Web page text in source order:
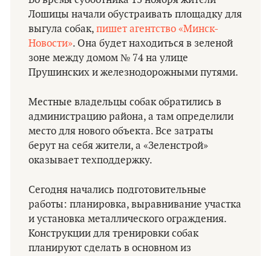
Лошицы начали обустраивать площадку для
выгула собак, пишет агентство «Минск-
Новости». Она будет находиться в зеленой
зоне между домом № 74 на улице
Прушинских и железнодорожными путями.
Местные владельцы собак обратились в
администрацию района, а там определили
место для нового объекта. Все затраты
берут на себя жители, а «Зеленстрой»
оказывает техподдержку.
Сегодня начались подготовительные
работы: планировка, выравнивание участка
и установка металлического ограждения.
Конструкции для тренировки собак
планируют сделать в основном из